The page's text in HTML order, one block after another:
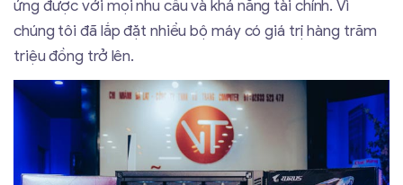
ứng được với mọi nhu cầu và khả năng tài chính. Vì
chúng tôi đã lắp đặt nhiều bộ máy có giá trị hàng trăm
triệu đồng trở lên.